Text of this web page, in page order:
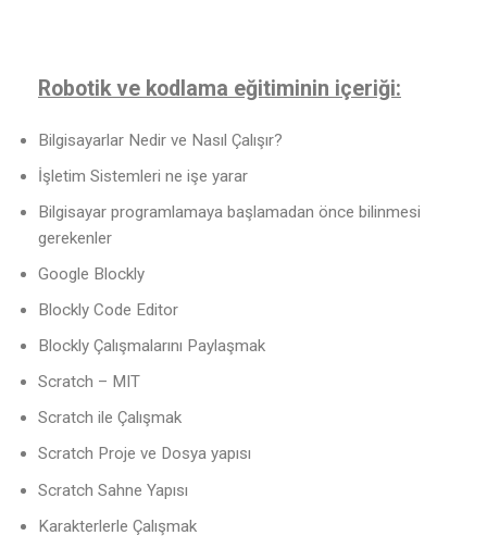
Robotik ve kodlama eğitiminin içeriği:
Bilgisayarlar Nedir ve Nasıl Çalışır?
İşletim Sistemleri ne işe yarar
Bilgisayar programlamaya başlamadan önce bilinmesi
gerekenler
Google Blockly
Blockly Code Editor
Blockly Çalışmalarını Paylaşmak
Scratch – MIT
Scratch ile Çalışmak
Scratch Proje ve Dosya yapısı
Scratch Sahne Yapısı
Karakterlerle Çalışmak